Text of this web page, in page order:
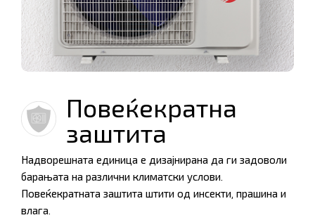
Повеќекратна
заштита
Надворешната единица е дизајнирана да ги задоволи
барањата на различни климатски услови.
Повеќекратната заштита штити од инсекти, прашина и
влага.